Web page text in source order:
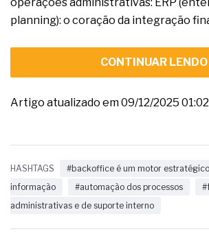
planning): o coração da integração
CONTINUAR LENDO
Artigo atualizado em 09/12/2025
HASHTAGS #backoffice é um motor estratégico
informação
#automação dos processos
administrativas e de suporte interno